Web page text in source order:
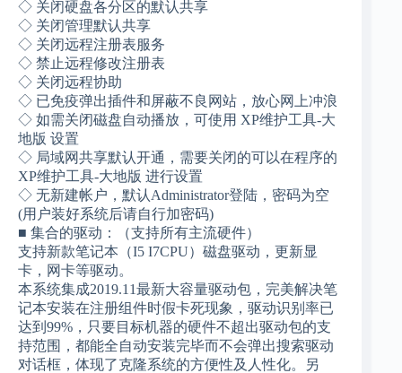
◇ 关闭硬盘各分区的默认共享
◇ 关闭管理默认共享
◇ 关闭远程注册表服务
◇ 禁止远程修改注册表
◇ 关闭远程协助
◇ 已免疫弹出插件和屏蔽不良网站，放心网上冲浪
◇ 如需关闭磁盘自动播放，可使用 XP维护工具-大
地版 设置
◇ 局域网共享默认开通，需要关闭的可以在程序的
XP维护工具-大地版 进行设置
◇ 无新建帐户，默认Administrator登陆，密码为空
(用户装好系统后请自行加密码)
■ 集合的驱动：（支持所有主流硬件）
支持新款笔记本（I5 I7CPU）磁盘驱动，更新显
卡，网卡等驱动。
本系统集成2019.11最新大容量驱动包，完美解决笔
记本安装在注册组件时假卡死现象，驱动识别率已
达到99%，只要目标机器的硬件不超出驱动包的支
持范围，都能全自动安装完毕而不会弹出搜索驱动
对话框，体现了克隆系统的方便性及人性化。另